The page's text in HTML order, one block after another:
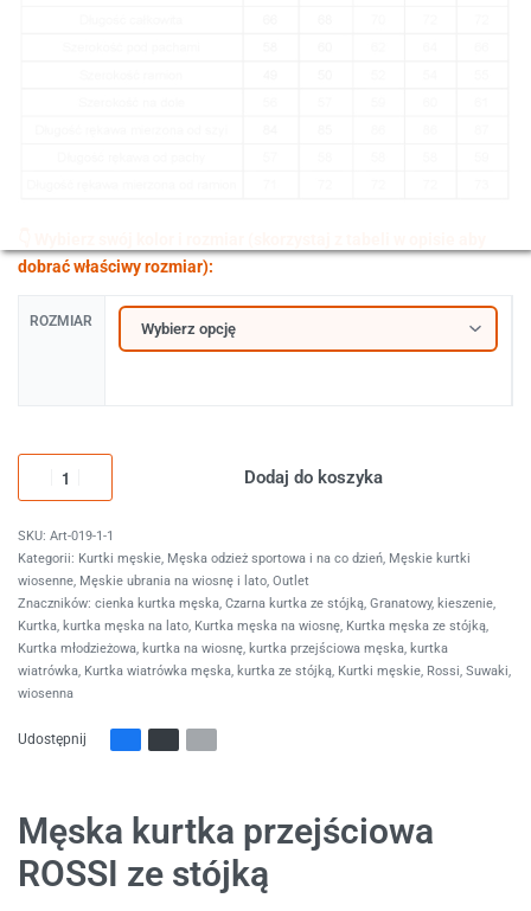
ROZMIAR
Dodaj do koszyka
Art-019-1-1
Kategorii: Kurtki męskie, Męska odzież sportowa i na co dzień, Męskie kurtki
wiosenne, Męskie ubrania na wiosnę i lato, Outlet
Znaczników: cienka kurtka męska, Czarna kurtka ze stójką, Granatowy, kieszenie,
Kurtka, kurtka męska na lato, Kurtka męska na wiosnę, Kurtka męska ze stójką,
Kurtka młodzieżowa, kurtka na wiosnę, kurtka przejściowa męska, kurtka
wiatrówka, Kurtka wiatrówka męska, kurtka ze stójką, Kurtki męskie, Rossi, Suwaki,
wiosenna
Udostępnij
Męska kurtka przejściowa
ROSSI ze stójką